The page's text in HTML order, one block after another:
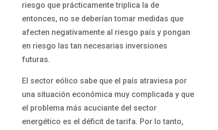
riesgo que prácticamente triplica la de
entonces, no se deberían tomar medidas que
afecten negativamente al riesgo país y pongan
en riesgo las tan necesarias inversiones
futuras.
El sector eólico sabe que el país atraviesa por
una situación económica muy complicada y que
el problema más acuciante del sector
energético es el déficit de tarifa. Por lo tanto,